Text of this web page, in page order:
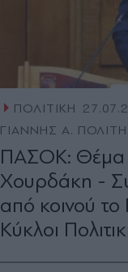
ΠΟΛΙΤΙΚΗ
ΓΙΑΝΝΗΣ Α.
ΠΑΣΟΚ:
Χουρδάκη -
από κοινού το
Κύκλοι